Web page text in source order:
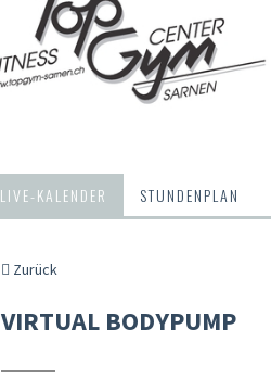
LIVE-KALENDER STUNDENPLAN
Zurück
VIRTUAL BODYPUMP